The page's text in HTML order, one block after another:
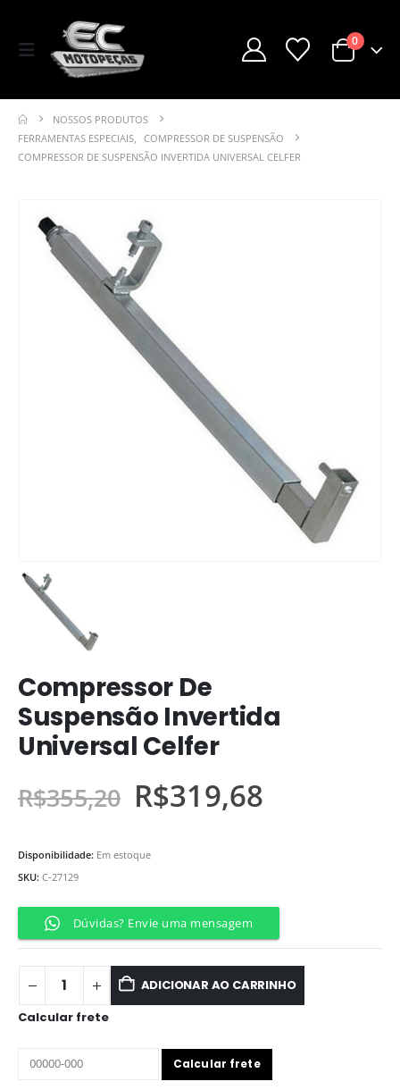
0
NOSSOS PRODUTOS
FERRAMENTAS ESPECIAIS, COMPRESSOR DE SUSPENSÃO
COMPRESSOR DE SUSPENSÃO INVERTIDA UNIVERSAL CELFER
Compressor De
Suspensão Invertida
Universal Celfer
R$355,20 R$319,68
Disponibilidade: Em estoque
SKU: C-27129
Dúvidas? Envie uma mensagem
ADICIONAR AO CARRINHO
Calcular frete